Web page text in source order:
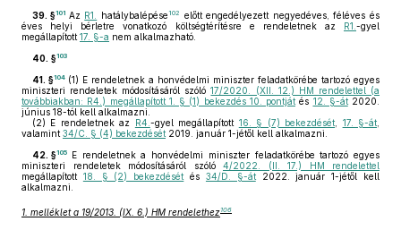
39. §101 Az R1. hatálybalépése 102
előtt engedélyezett negyedéves, féléves és
éves helyi bérletre vonatkozó költségtérítésre e rendeletnek az R1. -gyel
megállapított 17. §-a nem alkalmazható.
40. §103
41. §104 (1) E rendeletnek a honvédelmi miniszter feladatkörébe tartozó egyes
miniszteri rendeletek módosításáról szóló17/2020. (XII. 12.) HM rendelettel (a
továbbiakban: R4.) megállapított 1. § (1) bekezdés 10. pontját és 12. §-át2020.
június 18-tól kell alkalmazni.
(2) E rendeletnek az R4. -gyel megállapított 16. § (7) bekezdését 17. §-át
valamint 34/C. § (4) bekezdését 2019. január 1-jétől kell alkalmazni.
42. §105
E rendeletnek a honvédelmi miniszter feladatkörébe tartozó egyes
miniszteri rendeletek módosításáról szóló 4/2022. (II. 17.) HM rendelettel
megállapított 18. § (2) bekezdését és 34/D. §-át2022. január 1-jétől kell
alkalmazni.
1. melléklet a 19/2013. (IX. 6.) HM rendelethez106